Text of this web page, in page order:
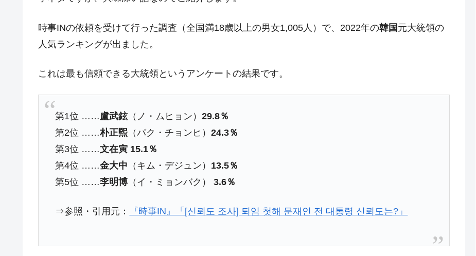
『Money1』
韓国政府『BYD』車への補助金を全廃 ⇒ 実は韓国で『BYD』車は売れている。6カ月で対前年同期比
『Money1』
ドを掲げる「在韓反米勢力」
『Money1』 韓国政府「2035年までに18.4GW規模のAIデータセンター整備」⇒ だから無理だってば。
『Money1』 JPモルガン「韓国レバレッジETFの清算はほぼ終わった」
『Money1』 韓国「橋が落ちました」⇒ 耐久性「なさすぎ」では。
時事INの依頼を受けて行った調査（全国満18歳以上の男女1,005人）で、2022年の韓国 元大統領の
人気ランキングが出ました。
これは最も信頼できる大統領というアンケートの結果です。
第1位 ……盧武鉉（ノ・ムヒョン）29.8％
第2位 ……朴正煕 （パク・チョンヒ）24.3％
第3位 ……文在寅 15.1％
第4位 ……金大中 （キム・デジュン） 13.5％
第5位 ……李明博 （イ・ミョンバク）3.6％
⇒参照・引用元： 『時事IN』「[신뢰도 조사] 퇴임 첫해 문재인 전 대통령 신뢰도는?」